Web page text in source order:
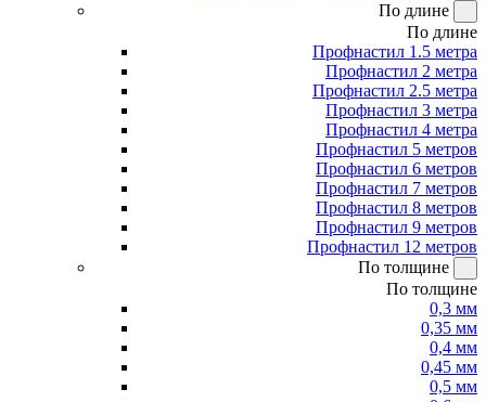
По длине
По длине
Профнастил 1.5 метра
Профнастил 2 метра
Профнастил 2.5 метра
Профнастил 3 метра
Профнастил 4 метра
Профнастил 5 метров
Профнастил 6 метров
Профнастил 7 метров
Профнастил 8 метров
Профнастил 9 метров
Профнастил 12 метров
По толщине
По толщине
0,3 мм
0,35 мм
0,4 мм
0,45 мм
0,5 мм